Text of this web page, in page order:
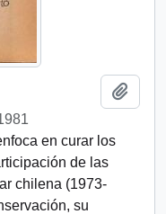
en curar los
de las
chilena (1973-
su